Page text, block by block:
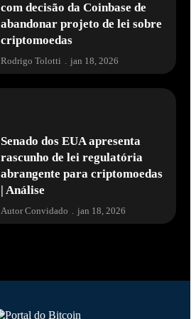
com decisão da Coinbase de
abandonar projeto de lei sobre
criptomoedas
Rodrigo Tolotti . jan 18, 2026
Senado dos EUA apresenta
rascunho de lei regulatória
abrangente para criptomoedas
| Análise
Autor Convidado jan 18, 2026